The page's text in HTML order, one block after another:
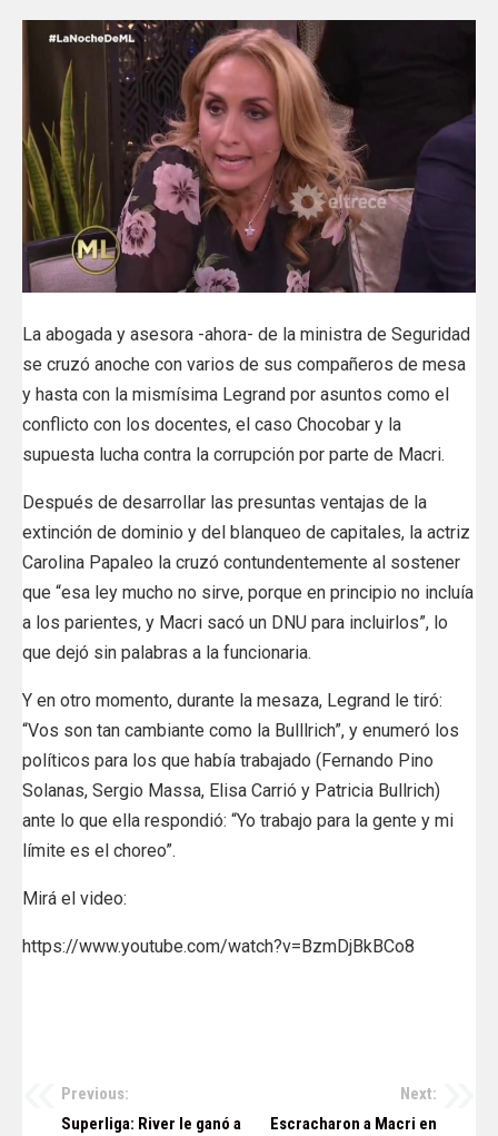
La abogada y asesora -ahora- de la ministra de Seguridad
se cruzó anoche con varios de sus compañeros de mesa
y hasta con la mismísima Legrand por asuntos como el
conflicto con los docentes, el caso Chocobar y la
supuesta lucha contra la corrupción por parte de Macri.
Después de desarrollar las presuntas ventajas de la
extinción de dominio y del blanqueo de capitales, la actriz
Carolina Papaleo la cruzó contundentemente al sostener
que “esa ley mucho no sirve, porque en principio no incluía
a los parientes, y Macri sacó un DNU para incluirlos”, lo
que dejó sin palabras a la funcionaria.
Y en otro momento, durante la mesaza, Legrand le tiró:
“Vos son tan cambiante como la Bulllrich”, y enumeró los
políticos para los que había trabajado (Fernando Pino
Solanas, Sergio Massa, Elisa Carrió y Patricia Bullrich)
ante lo que ella respondió: “Yo trabajo para la gente y mi
límite es el choreo”.
Mirá el video:
https://www.youtube.com/watch?v=BzmDjBkBCo8
Navegación
Previous:
Superliga: River le ganó a
Next:
Escracharon a Macri en